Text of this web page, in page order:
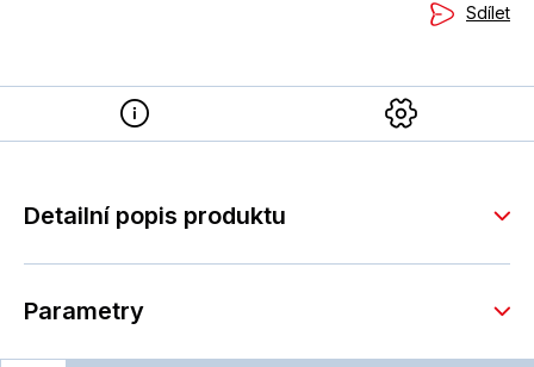
Sdílet
Detailní popis produktu
Parametry